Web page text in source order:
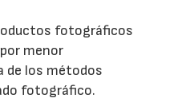
fotográficos
menor
de los métodos
fotográfico.